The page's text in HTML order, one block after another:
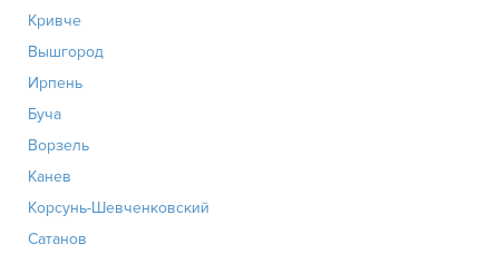
Кривче
Вышгород
Ирпень
Буча
Ворзель
Канев
Корсунь-Шевченковский
Сатанов